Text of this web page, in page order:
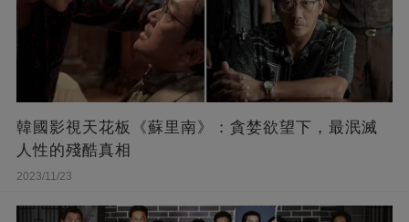
韓國影視天花板《蘇里南》：貪婪欲望下，最泯滅
人性的殘酷真相
2023/11/23